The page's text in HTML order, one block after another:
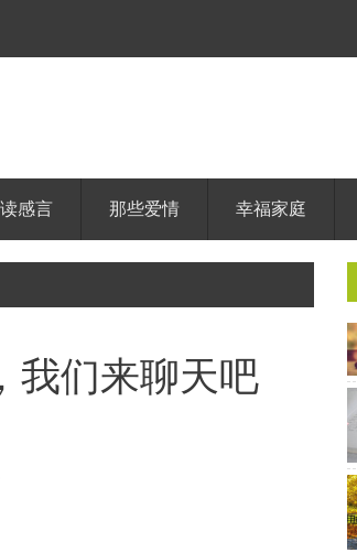
感言 那些爱情 幸福家庭
我们来聊天吧